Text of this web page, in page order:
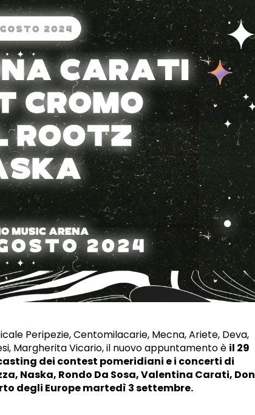
Peripezie, Centomilacarie, Mecna, Ariete, Deva,
Margherita Vicario, il nuovo appuntamento è il 29
dei contest pomeridiani e i concerti di
Naska, Rondo Da Sosa, Valentina Carati, Don
degli Europe martedì 3 settembre.